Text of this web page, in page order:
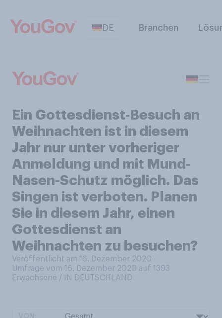
DE Branchen
Ein Gottesdienst‑Besuch an
Weihnachten ist in diesem
Jahr nur unter vorheriger
Anmeldung und mit Mund-
Nasen-Schutz möglich. Das
Singen ist verboten. Planen
Sie in diesem Jahr, einen
Gottesdienst an
Weihnachten zu besuchen?
Veröffentlicht am 16. Dezember 2020
Umfrage vom 16. Dezember 2020 auf 1393
Erwachsene / IN DEUTSCHLAND